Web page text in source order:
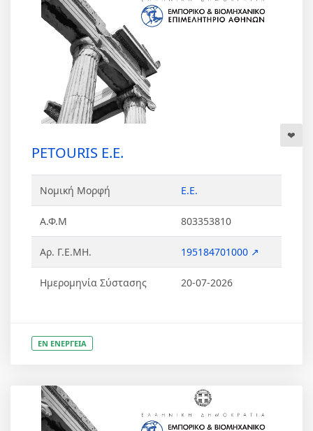
PETOURIS Ε.Ε.
Νομική Μορφή Ε.Ε.
Α.Φ.Μ 803353810
Αρ. Γ.Ε.ΜΗ. 195184701000 ↗
Ημερομηνία Σύστασης 20-07-2026
ΕΝ ΕΝΕΡΓΕΙΑ